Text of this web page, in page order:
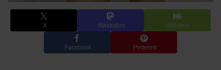
X Mastodon Misskey
Facebook Pinterest